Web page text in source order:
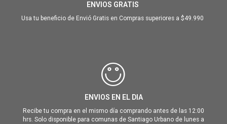
ENVIOS GRATIS
Usa tu beneficio de Envió Gratis en Compras superiores a $49.990
ENVIOS EN EL DIA
Recibe tu compra en el mismo día comprando antes de las 12:00
hrs. Solo disponible para comunas de Santiago Urbano de lunes a